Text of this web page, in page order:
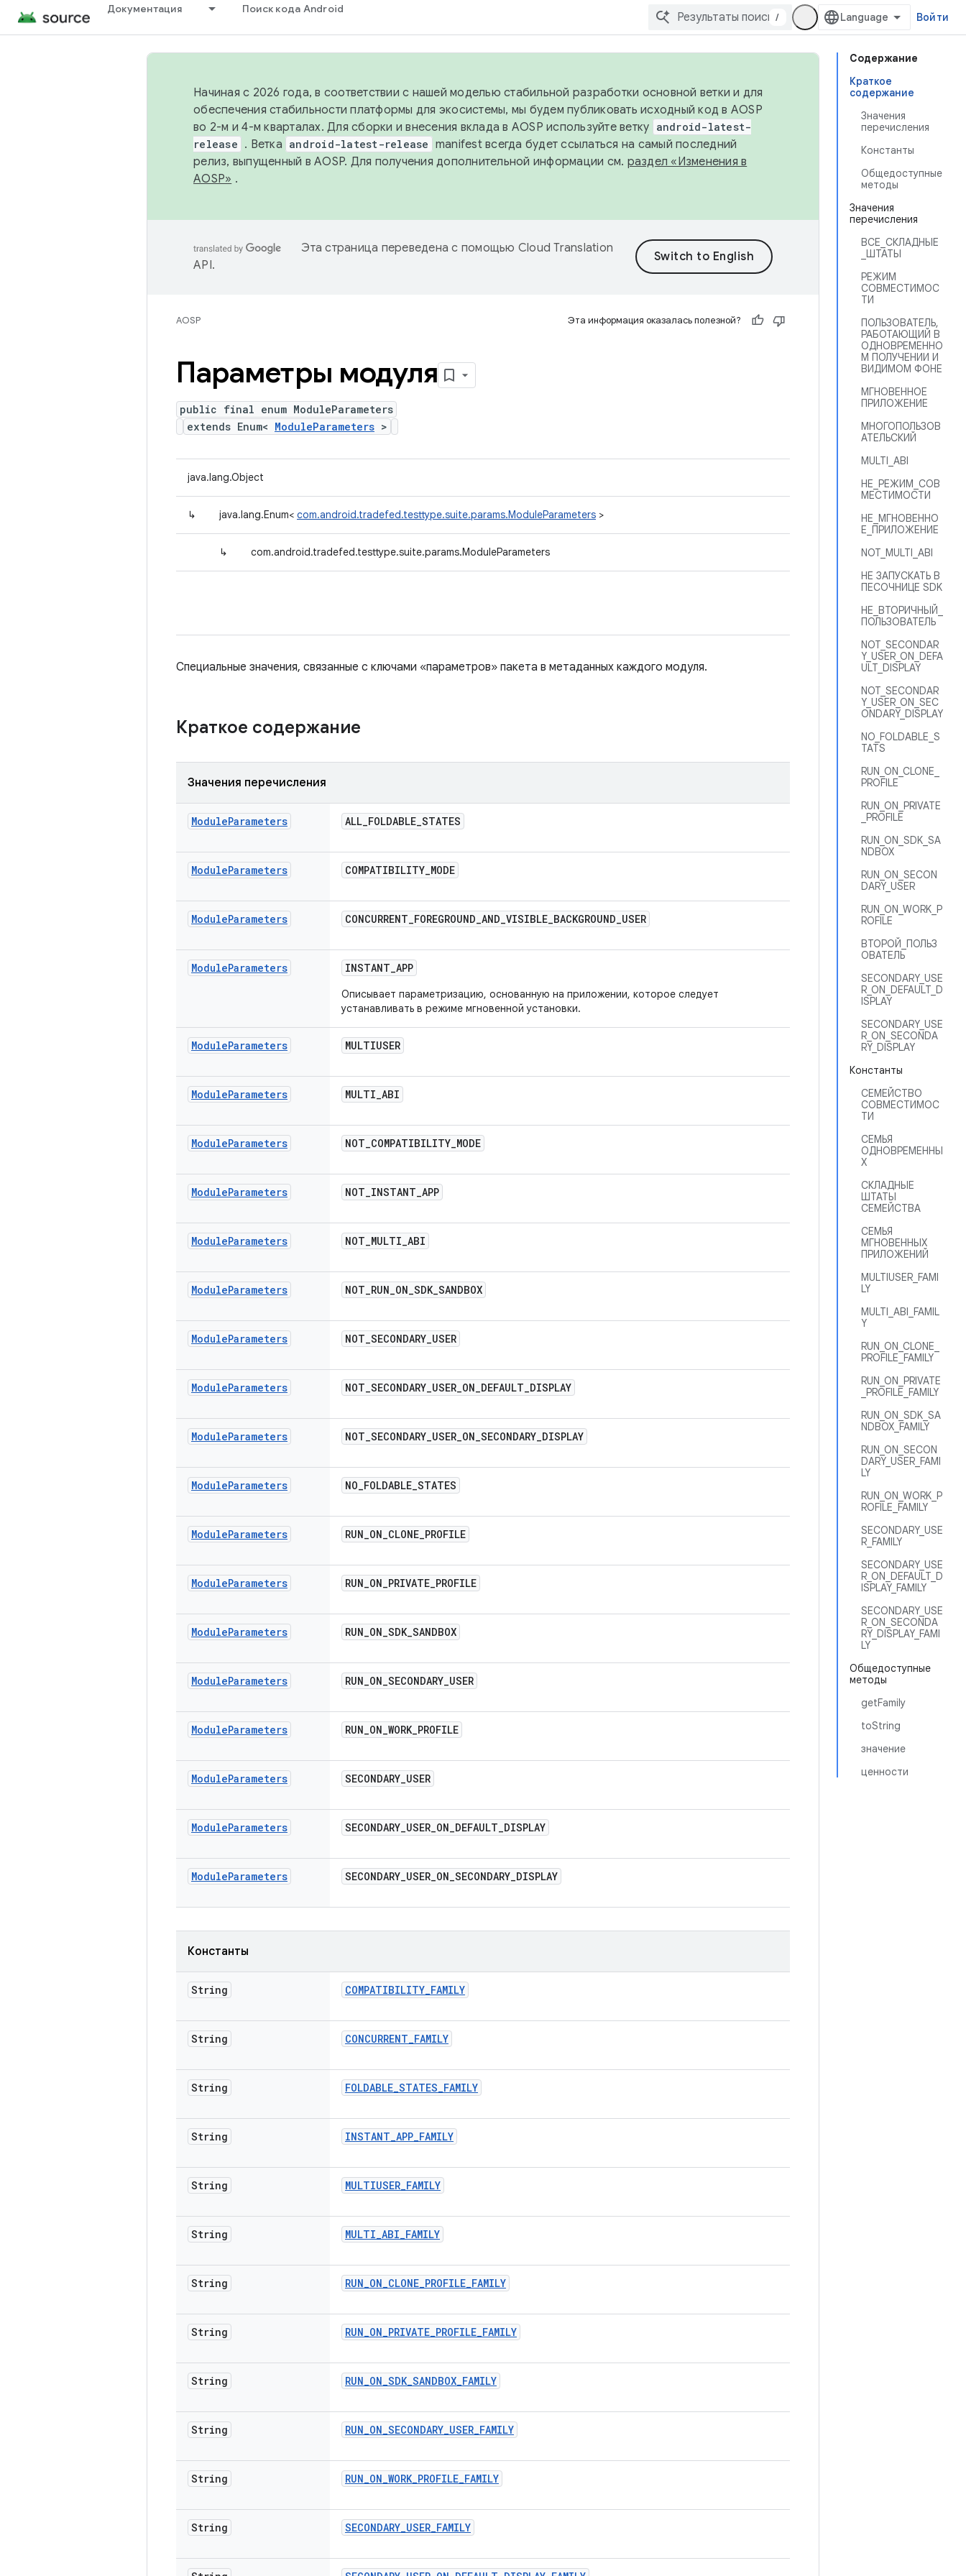
Документация Поиск кода Android
/ Войти
Содержание
Краткое
содержание
Значения
перечисления
Константы
Общедоступные
методы
Значения
перечисления
ВСЕ_СКЛАДНЫЕ
_ШТАТЫ
РЕЖИМ
СОВМЕСТИМОС
ТИ
ПОЛЬЗОВАТЕЛЬ,
РАБОТАЮЩИЙ В
ОДНОВРЕМЕННО
М ПОЛУЧЕНИИ И
ВИДИМОМ ФОНЕ
МГНОВЕННОЕ
ПРИЛОЖЕНИЕ
МНОГОПОЛЬЗОВ
АТЕЛЬСКИЙ
MULTI_ABI
НЕ_РЕЖИМ_СОВ
МЕСТИМОСТИ
НЕ_МГНОВЕННО
Е_ПРИЛОЖЕНИЕ
NOT_MULTI_ABI
НЕ ЗАПУСКАТЬ В
ПЕСОЧНИЦЕ SDK
НЕ_ВТОРИЧНЫЙ_
ПОЛЬЗОВАТЕЛЬ
NOT_SECONDAR
Y_USER_ON_DEFA
ULT_DISPLAY
NOT_SECONDAR
Y_USER_ON_SEC
ONDARY_DISPLAY
NO_FOLDABLE_S
TATS
RUN_ON_CLONE_
PROFILE
RUN_ON_PRIVATE
_PROFILE
RUN_ON_SDK_SA
NDBOX
RUN_ON_SECON
DARY_USER
RUN_ON_WORK_P
ROFILE
ВТОРОЙ_ПОЛЬЗ
ОВАТЕЛЬ
SECONDARY_USE
R_ON_DEFAULT_D
ISPLAY
SECONDARY_USE
R_ON_SECONDA
RY_DISPLAY
Константы
СЕМЕЙСТВО
СОВМЕСТИМОС
ТИ
СЕМЬЯ
ОДНОВРЕМЕННЫ
Х
СКЛАДНЫЕ
ШТАТЫ
СЕМЕЙСТВА
СЕМЬЯ
МГНОВЕННЫХ
ПРИЛОЖЕНИЙ
MULTIUSER_FAMI
LY
MULTI_ABI_FAMIL
Y
RUN_ON_CLONE_
PROFILE_FAMILY
RUN_ON_PRIVATE
_PROFILE_FAMILY
RUN_ON_SDK_SA
NDBOX_FAMILY
RUN_ON_SECON
DARY_USER_FAMI
LY
RUN_ON_WORK_P
ROFILE_FAMILY
SECONDARY_USE
R_FAMILY
SECONDARY_USE
R_ON_DEFAULT_D
ISPLAY_FAMILY
SECONDARY_USE
R_ON_SECONDA
RY_DISPLAY_FAMI
LY
Общедоступные
методы
getFamily
toString
значение
ценности
Начиная с 2026 года, в соответствии с нашей моделью стабильной разработки основной ветки и для
обеспечения стабильности платформы для экосистемы, мы будем публиковать исходный код в AOSP
во 2-м и 4-м кварталах. Для сборки и внесения вклада в AOSP используйте ветку android-latest-
release . Ветка android-latest-release manifest всегда будет ссылаться на самый последний
релиз, выпущенный в AOSP. Для получения дополнительной информации см. раздел «Изменения в
AOSP» .
Эта страница переведена с помощью Cloud Translation
API.
AOSP Эта информация оказалась полезной?
Параметры модуля
public final enum ModuleParameters
extends Enum< ModuleParameters >
java.lang.Object
↳ java.lang.Enum< com.android.tradefed.testtype.suite.params.ModuleParameters >
↳ com.android.tradefed.testtype.suite.params.ModuleParameters
Специальные значения, связанные с ключами «параметров» пакета в метаданных каждого модуля.
Краткое содержание
Значения перечисления
ModuleParameters ALL_FOLDABLE_STATES
ModuleParameters COMPATIBILITY_MODE
ModuleParameters CONCURRENT_FOREGROUND_AND_VISIBLE_BACKGROUND_USER
ModuleParameters INSTANT_APP
Описывает параметризацию, основанную на приложении, которое следует
устанавливать в режиме мгновенной установки.
ModuleParameters MULTIUSER
ModuleParameters MULTI_ABI
ModuleParameters NOT_COMPATIBILITY_MODE
ModuleParameters NOT_INSTANT_APP
ModuleParameters NOT_MULTI_ABI
ModuleParameters NOT_RUN_ON_SDK_SANDBOX
ModuleParameters NOT_SECONDARY_USER
ModuleParameters NOT_SECONDARY_USER_ON_DEFAULT_DISPLAY
ModuleParameters NOT_SECONDARY_USER_ON_SECONDARY_DISPLAY
ModuleParameters NO_FOLDABLE_STATES
ModuleParameters RUN_ON_CLONE_PROFILE
ModuleParameters RUN_ON_PRIVATE_PROFILE
ModuleParameters RUN_ON_SDK_SANDBOX
ModuleParameters RUN_ON_SECONDARY_USER
ModuleParameters RUN_ON_WORK_PROFILE
ModuleParameters SECONDARY_USER
ModuleParameters SECONDARY_USER_ON_DEFAULT_DISPLAY
ModuleParameters SECONDARY_USER_ON_SECONDARY_DISPLAY
Константы
String COMPATIBILITY_FAMILY
String CONCURRENT_FAMILY
String FOLDABLE_STATES_FAMILY
String INSTANT_APP_FAMILY
String MULTIUSER_FAMILY
String MULTI_ABI_FAMILY
String RUN_ON_CLONE_PROFILE_FAMILY
String RUN_ON_PRIVATE_PROFILE_FAMILY
String RUN_ON_SDK_SANDBOX_FAMILY
String RUN_ON_SECONDARY_USER_FAMILY
String RUN_ON_WORK_PROFILE_FAMILY
String SECONDARY_USER_FAMILY